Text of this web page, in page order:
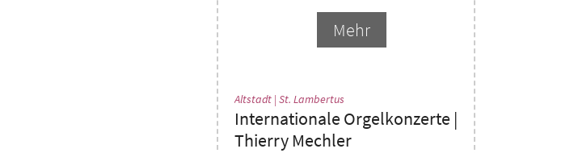
Mehr
Altstadt | St. Lambertus
Internationale Orgelkonzerte |
Thierry Mechler